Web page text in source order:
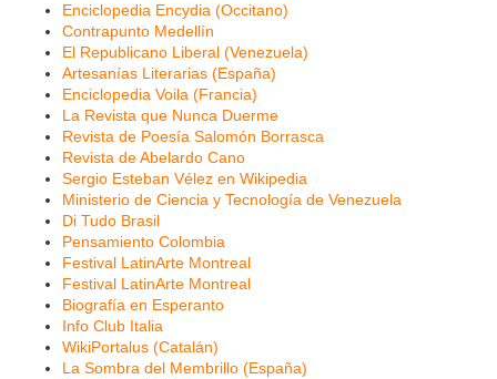
Enciclopedia Encydia (Occitano)
Contrapunto Medellín
El Republicano Liberal (Venezuela)
Artesanías Literarias (España)
Enciclopedia Voila (Francia)
La Revista que Nunca Duerme
Revista de Poesía Salomón Borrasca
Revista de Abelardo Cano
Sergio Esteban Vélez en Wikipedia
Ministerio de Ciencia y Tecnología de Venezuela
Di Tudo Brasil
Pensamiento Colombia
Festival LatinArte Montreal
Festival LatinArte Montreal
Biografía en Esperanto
Info Club Italia
WikiPortalus (Catalán)
La Sombra del Membrillo (España)